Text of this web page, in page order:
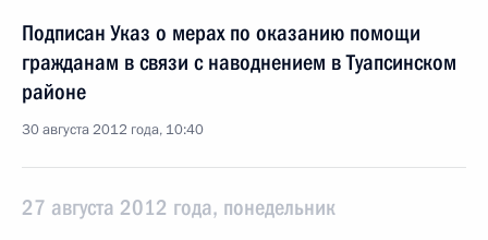
Подписан Указ о мерах по оказанию помощи
гражданам в связи с наводнением в Туапсинском
районе
30 августа 2012 года, 10:40
27 августа 2012 года, понедельник